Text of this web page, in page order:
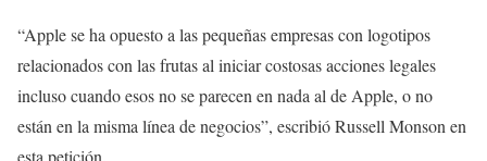
“Apple se ha opuesto a las pequeñas empresas con logotipos
relacionados con las frutas al iniciar costosas acciones legales
incluso cuando esos no se parecen en nada al de Apple, o no
están en la misma línea de negocios”, escribió Russell Monson en